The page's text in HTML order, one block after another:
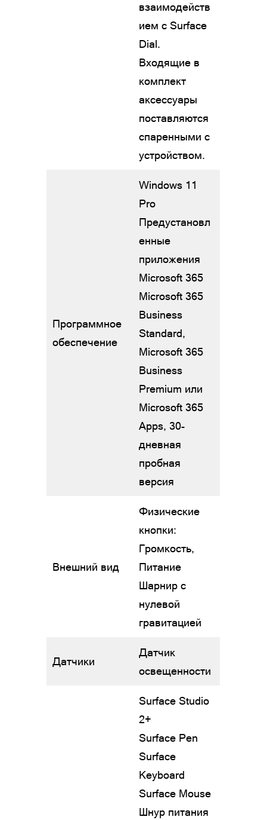
взаимодейств
ием с Surface
Dial.
Входящие в
комплект
аксессуары
поставляются
спаренными с
устройством.
Программное
обеспечение
Windows 11
Pro
Предустановл
енные
приложения
Microsoft 365
Microsoft 365
Business
Standard,
Microsoft 365
Business
Premium или
Microsoft 365
Apps, 30-
дневная
пробная
версия
Внешний вид
Физические
кнопки:
Громкость,
Питание
Шарнир с
нулевой
гравитацией
Датчики
Датчик
освещенности
Surface Studio
2+
Surface Pen
Surface
Keyboard
Surface Mouse
Шнур питания